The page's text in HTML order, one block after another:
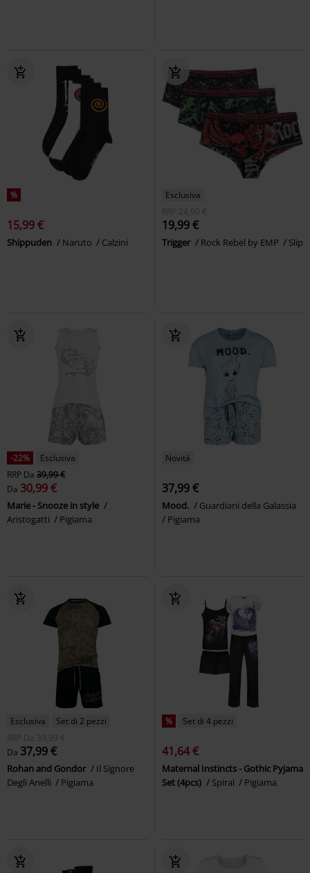
%
15,99 €
Shippuden Naruto Calzini
Esclusiva
RRP
24,99 €
19,99 €
Trigger Rock Rebel by EMP Slip
-22%
Esclusiva
RRP Da 39,99 €
Da 30,99 €
Marie - Snooze in style
Aristogatti
Pigiama
Novità
37,99 €
Mood.
Guardiani della Galassia
Pigiama
Esclusiva
Set di 2 pezzi
RRP
Da
39,99 €
Da 37,99 €
Rohan and Gondor
Il Signore
Degli Anelli
Pigiama
% Set di 4 pezzi
41,64 €
Maternal Instincts - Gothic Pyjama
Set (4pcs)
Spiral Pigiama